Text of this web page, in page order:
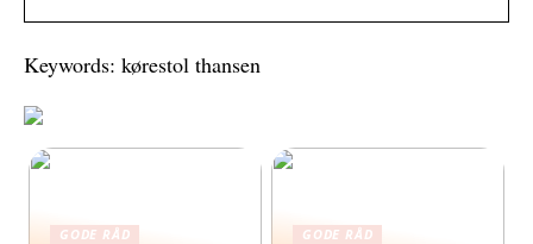
Keywords: kørestol thansen
GODE RÅD GODE RÅD